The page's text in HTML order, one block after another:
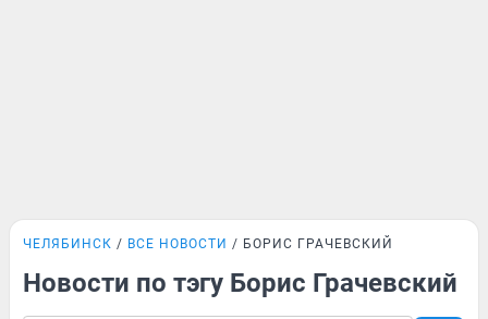
ЧЕЛЯБИНСК ВСЕ НОВОСТИ БОРИС ГРАЧЕВСКИЙ
Новости по тэгу Борис Грачевский